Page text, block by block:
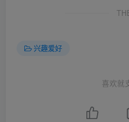
兴趣爱好
喜欢就